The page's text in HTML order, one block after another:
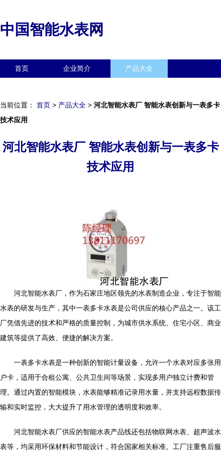
中国智能水表网
首页 企业简介 产品大全
当前位置： 首页 > 产品大全 > 河北智能水表厂 智能水表创新与一表多卡
技术应用
河北智能水表厂 智能水表创新与一表多卡
技术应用
河北智能水表厂，作为石家庄地区领先的水表制造企业，专注于智能
水表的研发与生产，其中一表多卡水表是公司供应的核心产品之一。该工
厂凭借先进的技术和严格的质量控制，为城市供水系统、住宅小区、商业
建筑等提供了高效、便捷的解决方案。
一表多卡水表是一种创新的智能计量设备，允许一个水表对应多张用
户卡，适用于合租公寓、公共卫生间等场景，实现多用户独立计费和管
理。通过内置的智能模块，水表能够精准记录用水量，并支持远程数据传
输和实时监控，大大提升了用水管理的透明度和效率。
河北智能水表厂供应的智能水表产品线还包括物联网水表、超声波水
表等，均采用环保材料和节能设计，符合国家相关标准。工厂注重售后服